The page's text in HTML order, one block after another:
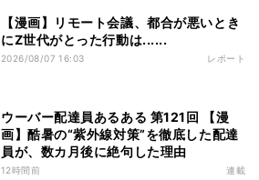
【漫画】リモート会議、都合が悪いとき
にZ世代がとった行動は......
2026/08/07 16:03 レポート
ウーバー配達員あるある 第121回 【漫
画】酷暑の“紫外線対策”を徹底した配達
員が、数カ月後に絶句した理由
12時間前 連載